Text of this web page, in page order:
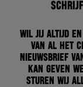
Wil jij altijd en
van al het
nieuwsbrief
kan geven
sturen wij